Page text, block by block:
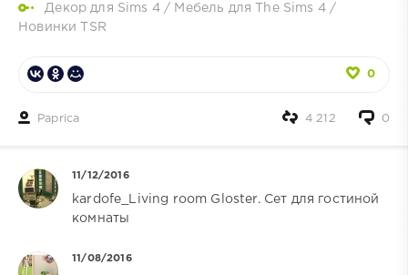
Декор для Sims 4/ Мебель для The Sims 4/
Новинки TSR
0
Paprica 0
4 212
11/12/2016
kardofe_Living room Gloster. Сет для гостиной
комнаты
11/08/2016